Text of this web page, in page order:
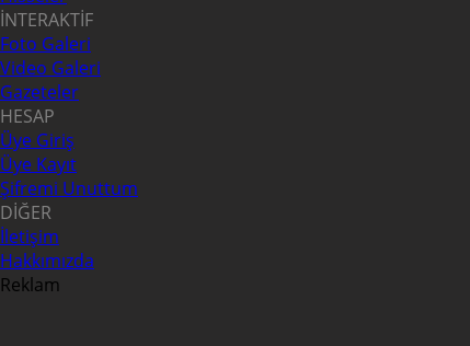
İNTERAKTİF
Foto Galeri
Video Galeri
Gazeteler
HESAP
Üye Giriş
Üye Kayıt
Şifremi Unuttum
DİĞER
İletişim
Hakkımızda
Reklam